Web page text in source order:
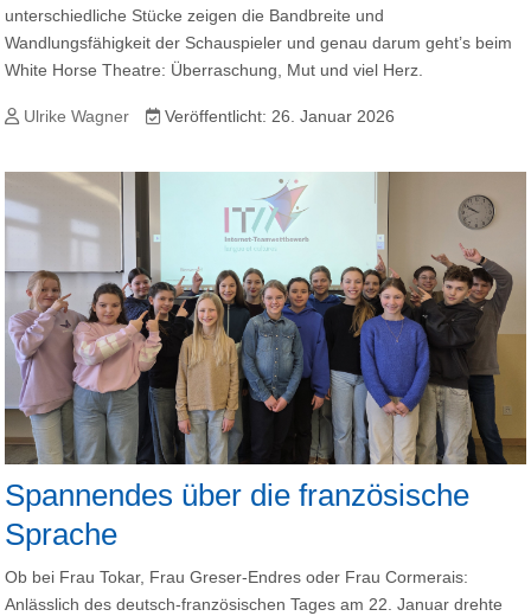
unterschiedliche Stücke zeigen die Bandbreite und
Wandlungsfähigkeit der Schauspieler und genau darum geht’s beim
White Horse Theatre: Überraschung, Mut und viel Herz.
Ulrike Wagner Veröffentlicht: 26. Januar 2026
Spannendes über die französische
Sprache
Ob bei Frau Tokar, Frau Greser-Endres oder Frau Cormerais:
Anlässlich des deutsch-französischen Tages am 22. Januar drehte